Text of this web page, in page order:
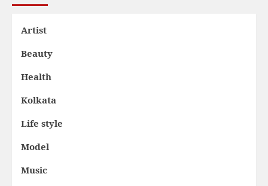
Artist
Beauty
Health
Kolkata
Life style
Model
Music